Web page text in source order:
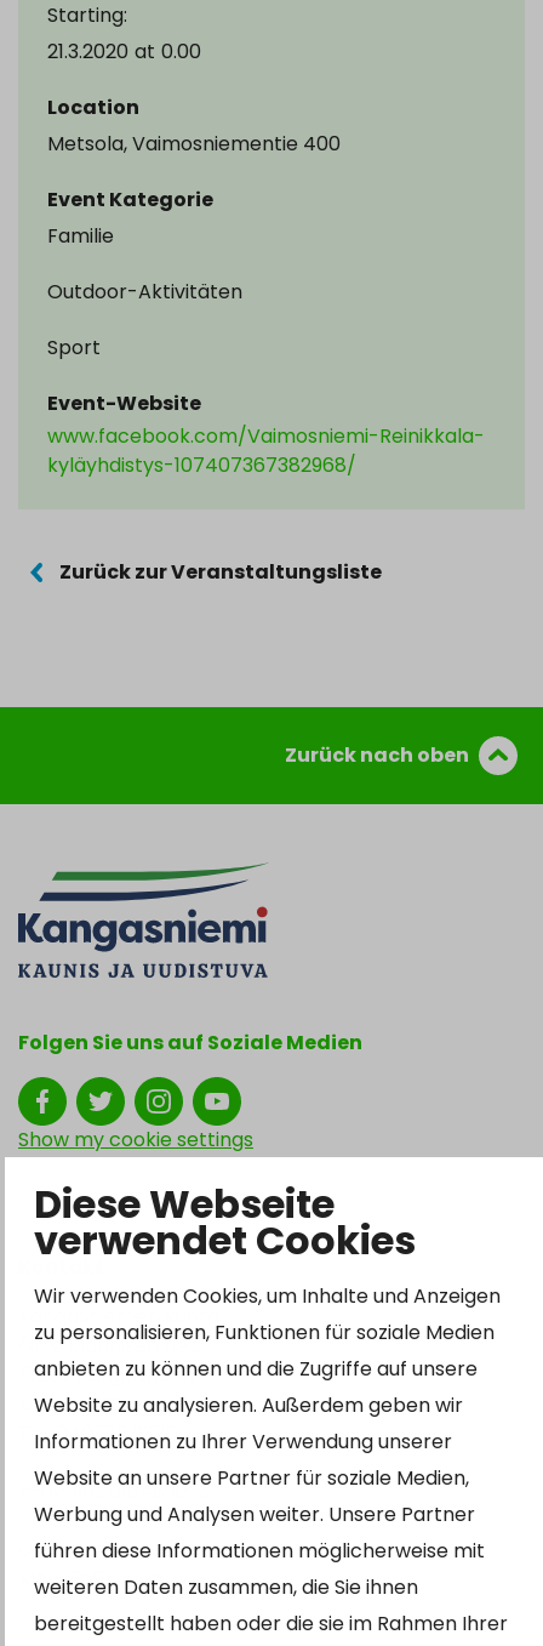
Diese Webseite
verwendet Cookies
Wir verwenden Cookies, um Inhalte und Anzeigen
zu personalisieren, Funktionen für soziale Medien
anbieten zu können und die Zugriffe auf unsere
Website zu analysieren. Außerdem geben wir
Informationen zu Ihrer Verwendung unserer
Website an unsere Partner für soziale Medien,
Werbung und Analysen weiter. Unsere Partner
führen diese Informationen möglicherweise mit
weiteren Daten zusammen, die Sie ihnen
bereitgestellt haben oder die sie im Rahmen Ihrer
Starting:
21.3.2020 at 0.00
Location
Metsola, Vaimosniementie 400
Event Kategorie
Familie
Outdoor-Aktivitäten
Sport
Event-Website
www.facebook.com/Vaimosniemi-Reinikkala-
kyläyhdistys-107407367382968/
Zurück zur Veranstaltungsliste
Zurück nach oben
Folgen Sie uns auf Soziale Medien
Show my cookie settings
Otto Mannisen tie 2
51200 Kangasniemi
kirjaamo@kangasniemi.fi
Tel. 040 719 9370
Y-tunnus 0164690-3
Geöffnet
Mo – Fr 9-15 Uhr.